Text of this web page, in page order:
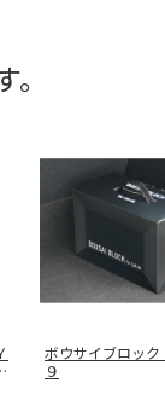
ボウサイブロッ
９